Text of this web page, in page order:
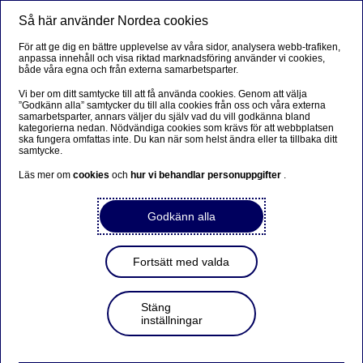
Strukturerade Placeringar
Instrument
Nordea Markets är det kommersiella namnet på Nordeas
internationella kapitalmarknadsverksamhet.
Så här använder Nordea cookies
För att ge dig en bättre upplevelse av våra sidor, analysera webb-trafiken,
anpassa innehåll och visa riktad marknadsföring använder vi cookies,
både våra egna och från externa samarbetsparter.
Vi ber om ditt samtycke till att få använda cookies. Genom att välja
”Godkänn alla” samtycker du till alla cookies från oss och våra externa
samarbetsparter, annars väljer du själv vad du vill godkänna bland
kategorierna nedan. Nödvändiga cookies som krävs för att webbplatsen
ska fungera omfattas inte. Du kan när som helst ändra eller ta tillbaka ditt
samtycke.
Läs mer omcookiesoch hur vi behandlar personuppgifter .
Godkänn alla
Fortsätt med valda
Stäng
inställningar